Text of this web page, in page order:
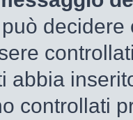
può
abbia
controllati